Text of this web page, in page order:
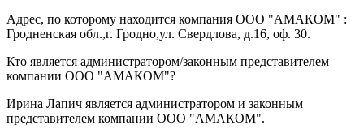
Адрес, по которому находится компания ООО "АМАКОМ" :
Гродненская обл.,г. Гродно,ул. Свердлова, д.16, оф. 30.
Кто является администратором/законным представителем
компании ООО "АМАКОМ"?
Ирина Лапич является администратором и законным
представителем компании ООО "АМАКОМ".